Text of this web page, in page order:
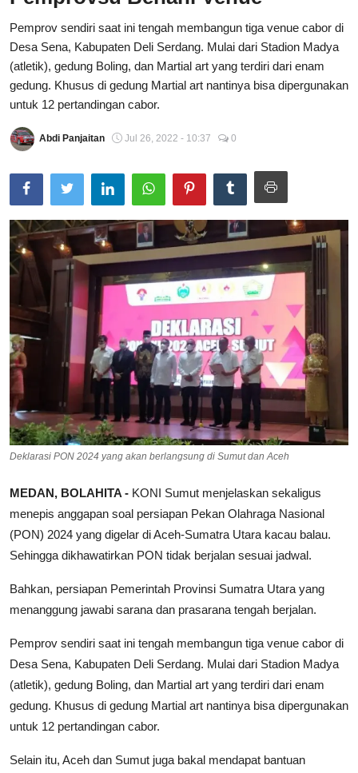
Total Sports
Contact
Pedoman Media Siber
Pemprov sendiri saat ini tengah membangun tiga venue cabor di
Desa Sena, Kabupaten Deli Serdang. Mulai dari Stadion Madya
(atletik), gedung Boling, dan Martial art yang terdiri dari enam
gedung. Khusus di gedung Martial art nantinya bisa dipergunakan
untuk 12 pertandingan cabor.
Abdi Panjaitan Jul 26, 2022 - 10:37 0
Deklarasi PON 2024 yang akan berlangsung di Sumut dan Aceh
MEDAN, BOLAHITA - KONI Sumut menjelaskan sekaligus
menepis anggapan soal persiapan Pekan Olahraga Nasional
(PON) 2024 yang digelar di Aceh-Sumatra Utara kacau balau.
Sehingga dikhawatirkan PON tidak berjalan sesuai jadwal.
Bahkan, persiapan Pemerintah Provinsi Sumatra Utara yang
menanggung jawabi sarana dan prasarana tengah berjalan.
Pemprov sendiri saat ini tengah membangun tiga venue cabor di
Desa Sena, Kabupaten Deli Serdang. Mulai dari Stadion Madya
(atletik), gedung Boling, dan Martial art yang terdiri dari enam
gedung. Khusus di gedung Martial art nantinya bisa dipergunakan
untuk 12 pertandingan cabor.
Selain itu, Aceh dan Sumut juga bakal mendapat bantuan